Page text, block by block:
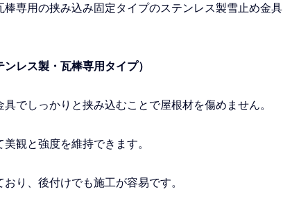
専用の挟み込み固定タイプのステンレス製雪止め金具
レス製・瓦棒専用タイプ）
でしっかりと挟み込むことで屋根材を傷めません。
観と強度を維持できます。
り、後付けでも施工が容易です。